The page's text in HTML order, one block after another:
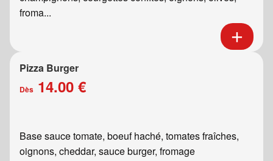
froma...
Pizza Burger
Dès 14.00 €
Base sauce tomate, boeuf haché, tomates fraîches,
oignons, cheddar, sauce burger, fromage